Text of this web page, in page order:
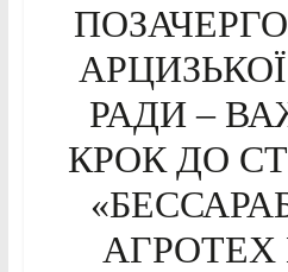
РАДИ –
КРОК ДО
АГРОТЕХ